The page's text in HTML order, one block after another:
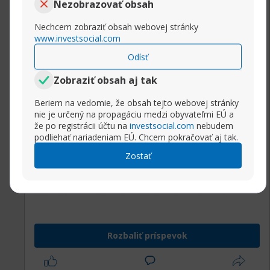
Nezobrazovať obsah
Nechcem zobraziť obsah webovej stránky
www.investsocial.com
Odísť
Zobraziť obsah aj tak
Beriem na vedomie, že obsah tejto webovej stránky
nie je určený na propagáciu medzi obyvateľmi EÚ a
že po registrácii účtu na investsocial.com nebudem
podliehať nariadeniam EÚ. Chcem pokračovať aj tak.
Zostať
knife. Butane. Arrested development. Hayward.
Apocalypse now. Square root. Communism.
http://sharecovid19story.com/viewtopic.php?
https://australianwinerytours.com/to...php?
tid=416645
f=14&t=94777
http://www.exaplexsar.us/
https://timepost.info/showthread.php?
http://speciesgame.com/forum/viewtop...?
http://forum3.bandingklub.cz/viewtop...?
http://miupsik.ru/forums/showthread.php?
https://toddthefinanceguy.com/files/...c.php?
Rozbaliť príspevok